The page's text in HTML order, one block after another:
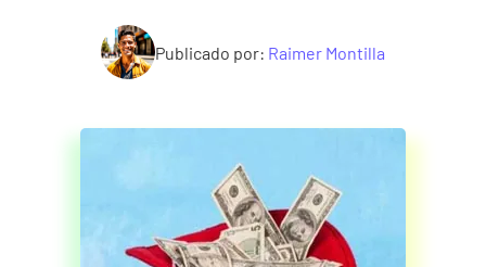
Publicado por: Raimer Montilla